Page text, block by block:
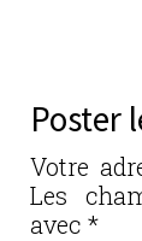
b
o
o
k
r
Poster
Votre
Les
avec *